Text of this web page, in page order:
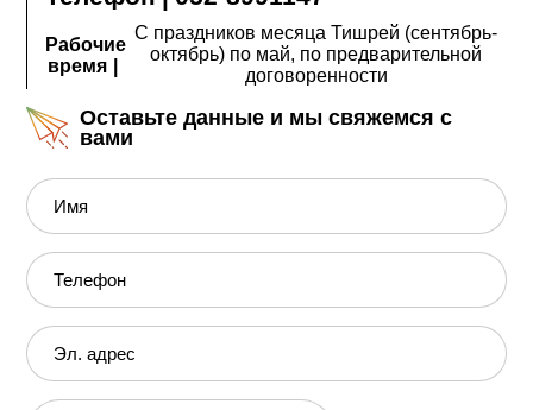
Рабочие
время
С праздников месяца Тишрей (сентябрь-
октябрь) по май, по предварительной
договоренности
Оставьте данные и мы свяжемся с
вами
Имя
Телефон
Эл. адрес